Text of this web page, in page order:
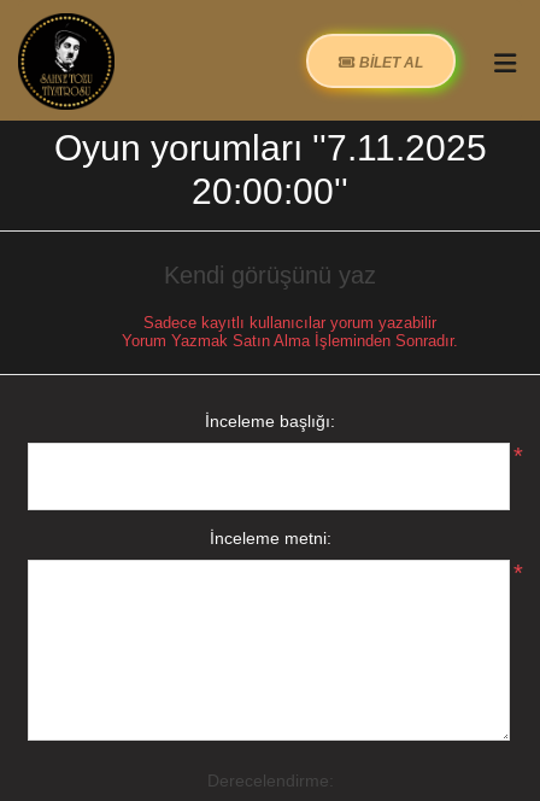
BİLET AL
Oyun yorumları
7.11.2025
20:00:00
Kendi görüşünü yaz
Sadece kayıtlı kullanıcılar yorum yazabilir
Yorum Yazmak Satın Alma İşleminden Sonradır.
İnceleme başlığı:
*
İnceleme metni:
*
Derecelendirme: